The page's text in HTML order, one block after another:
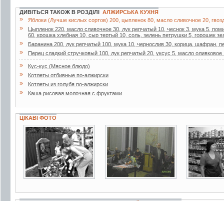
ДИВІТЬСЯ ТАКОЖ В РОЗДІЛІ АЛЖИРСЬКА КУХНЯ
» Яблоки (Лучше кислых сортов) 200, цыпленок 80, масло сливочное 20,
»
Цыпленок 220, масло сливочное 30, лук репчатый 10, чеснок 3, мука 5,
60, крошка хлебная 10, сыр тертый 10, соль, зелень петрушки 5, горошек
» Баранина 200, лук репчатый 100, мука 10, чернослив 30, корица, шафран,
» Перец сладкий стручковый 100, лук репчатый 20, уксус 5, масло
» Кус-кус (Мясное блюдо)
» Котлеты отбивные по-алжирски
» Котлеты из голубя по-алжирски
» Каша рисовая молочная с фруктами
ЦІКАВІ ФОТО
2 фото 2 фото